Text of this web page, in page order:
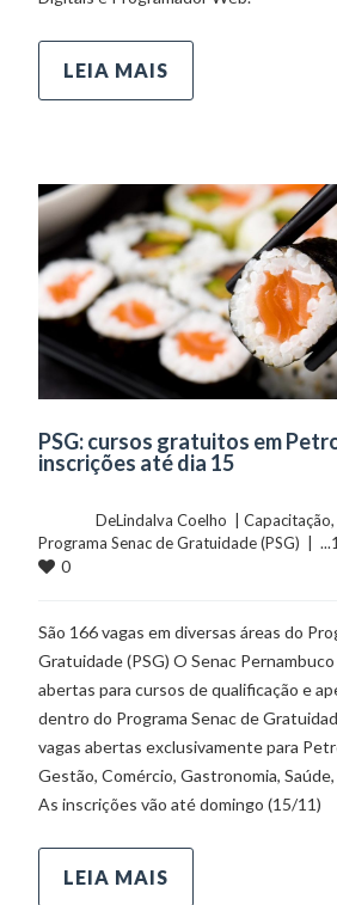
LEIA MAIS
PSG: cursos gratuitos em
inscrições até dia 15
	    	DeLindalva Coelho  |
Capacitação
Programa Senac de Gratuidade (PSG)
0
São 166 vagas em diversas áreas do
Gratuidade (PSG) O Senac
abertas para cursos de qualificação e
dentro do Programa Senac de
vagas abertas exclusivamente para
Gestão, Comércio, Gastronomia,
As inscrições vão até domingo (15/11)
LEIA MAIS